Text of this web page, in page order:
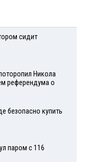
сидит
Никола
референдума о
безопасно купить
паром с 116